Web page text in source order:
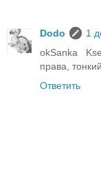
Dodo
1
okSanka
права,
Ответить